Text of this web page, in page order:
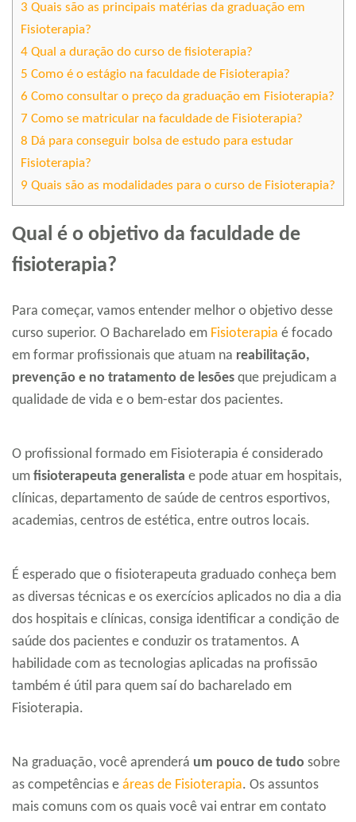
3 Quais são as principais matérias da graduação em
Fisioterapia?
4 Qual a duração do curso de fisioterapia?
5 Como é o estágio na faculdade de Fisioterapia?
6 Como consultar o preço da graduação em Fisioterapia?
7 Como se matricular na faculdade de Fisioterapia?
8 Dá para conseguir bolsa de estudo para estudar
Fisioterapia?
9 Quais são as modalidades para o curso de Fisioterapia?
Qual é o objetivo da faculdade de
fisioterapia?
Para começar, vamos entender melhor o objetivo desse
curso superior. O Bacharelado em Fisioterapia é focado
em formar profissionais que atuam na reabilitação,
prevenção e no tratamento de lesões que prejudicam a
qualidade de vida e o bem-estar dos pacientes.
O profissional formado em Fisioterapia é considerado
um fisioterapeuta generalista e pode atuar em hospitais,
clínicas, departamento de saúde de centros esportivos,
academias, centros de estética, entre outros locais.
É esperado que o fisioterapeuta graduado conheça bem
as diversas técnicas e os exercícios aplicados no dia a dia
dos hospitais e clínicas, consiga identificar a condição de
saúde dos pacientes e conduzir os tratamentos. A
habilidade com as tecnologias aplicadas na profissão
também é útil para quem saí do bacharelado em
Fisioterapia.
Na graduação, você aprenderá um pouco de tudo sobre
as competências e áreas de Fisioterapia. Os assuntos
mais comuns com os quais você vai entrar em contato